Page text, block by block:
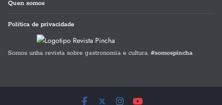
Quen somos
Política de privacidade
Somos unha revista sobre gastronomía e cultura. #somospincha